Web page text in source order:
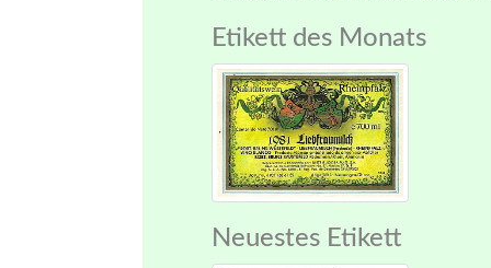
Etikett des Monats
Neuestes Etikett